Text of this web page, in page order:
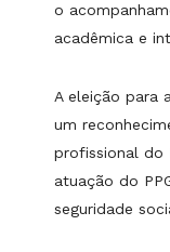
o
acadêmica e
A eleição para
um
profissional do
atuação do
seguridade